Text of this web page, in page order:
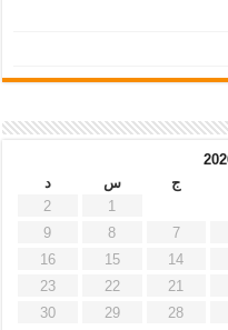
ج س
د
1
2
7
8
9
14
15
16
21
22
23
28
29
30